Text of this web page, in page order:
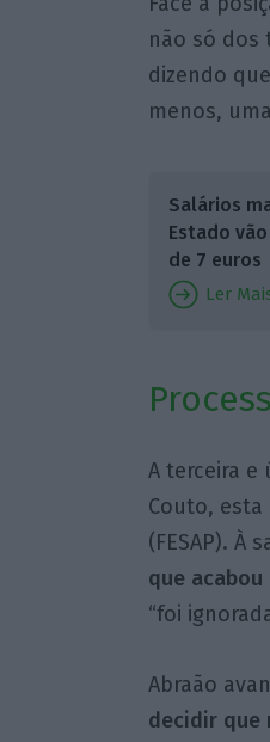
não só dos
dizendo que
menos,
Salários
Estado
de 7 euros
Ler
A terceira e
Couto, esta
(FESAP). À
que
“foi
Abraão
decidir que